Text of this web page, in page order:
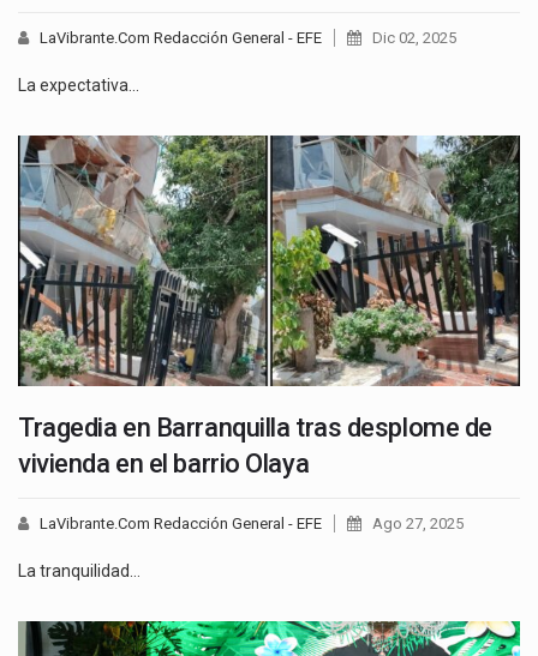
LaVibrante.Com Redacción General - EFE Dic 02, 2025
La expectativa…
Tragedia en Barranquilla tras desplome de
vivienda en el barrio Olaya
LaVibrante.Com Redacción General - EFE Ago 27, 2025
La tranquilidad…